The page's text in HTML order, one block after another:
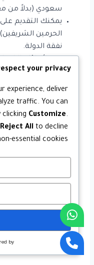
سعودي (بدلاً من
يمكنك التقديم
الحرمين
نفقة الدولة.
مواطن سعودي.
الرعاية
الخدمات الصحية
العلاج في
رسوم العلاج
الاستفادة من
للحصول على أرض
التقديم على
المحتاجة.
السفر والتنقل
your privacy
experience, deliver
traffic. You can
Customize.
Reject All to decline
essential cookies.
by